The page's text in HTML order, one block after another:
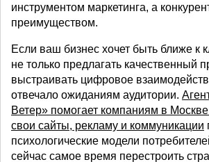
инструментом маркетинга, а
преимуществом.
Если ваш бизнес хочет быть ближе к
не только предлагать качественный
выстраивать цифровое
отвечало ожиданиям аудитории.
Ветер» помогает компаниям в
свои сайты, рекламу и коммуникации
психологические модели
сейчас самое время перестроить